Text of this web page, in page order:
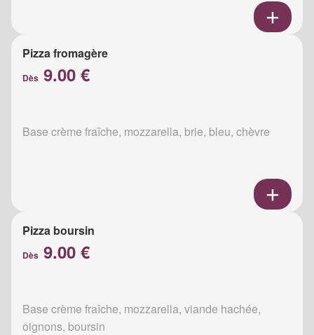
Pizza fromagère
Dès 9.00 €
Base crème fraîche, mozzarella, brie, bleu, chèvre
Pizza boursin
Dès 9.00 €
Base crème fraîche, mozzarella, viande hachée,
oignons, boursin